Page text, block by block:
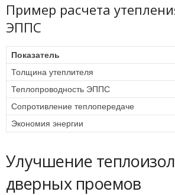
Пример расчета
ЭППС
Показатель
Толщина утеплителя
Теплопроводность ЭППС
Сопротивление теплопередаче
Экономия энергии
Улучшение
дверных проемов